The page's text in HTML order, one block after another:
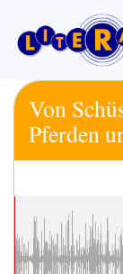
Inhalt
springen
Von
Pferden